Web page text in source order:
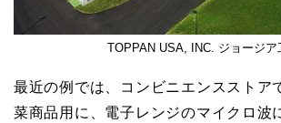
TOPPAN USA, INC. ジョージア
最近の例では、コンビニエンスストア
菜商品用に、電子レンジのマイクロ波